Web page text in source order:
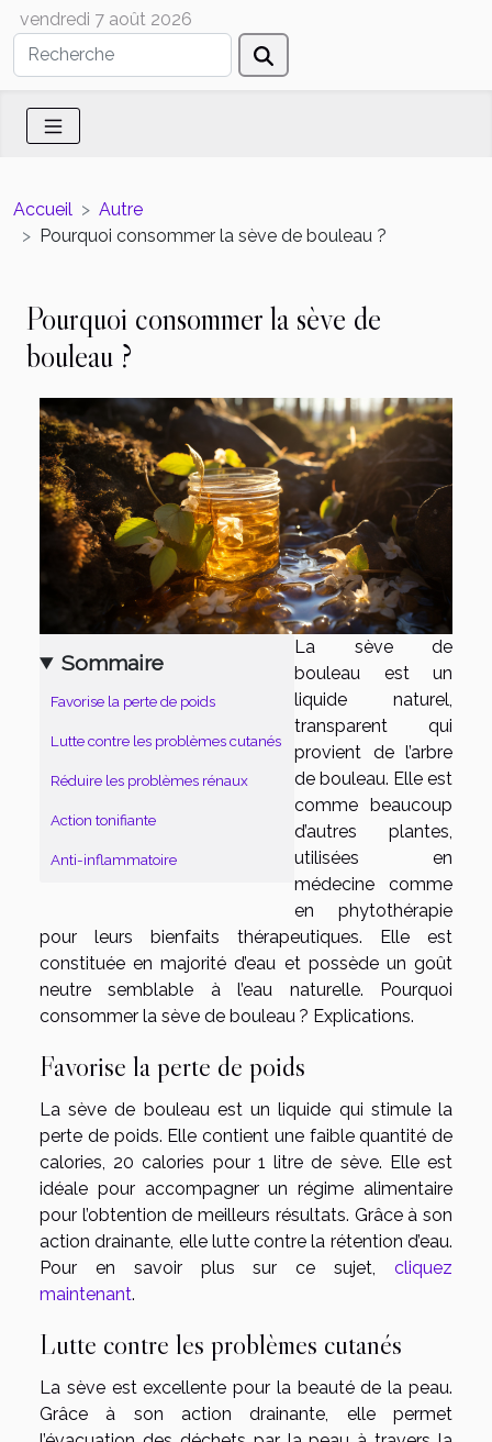
vendredi 7 août 2026
Accueil
Autre
Pourquoi consommer la sève de bouleau ?
Pourquoi consommer la sève de
bouleau ?
Sommaire
Favorise la perte de poids
Lutte contre les problèmes cutanés
Réduire les problèmes rénaux
Action tonifiante
Anti-inflammatoire
La sève de
bouleau est un
liquide naturel,
transparent qui
provient de l’arbre
de bouleau. Elle est
comme beaucoup
d’autres plantes,
utilisées en
médecine comme
en phytothérapie
pour leurs bienfaits thérapeutiques. Elle est
constituée en majorité d’eau et possède un goût
neutre semblable à l’eau naturelle. Pourquoi
consommer la sève de bouleau ? Explications.
Favorise la perte de poids
La sève de bouleau est un liquide qui stimule la
perte de poids. Elle contient une faible quantité de
calories, 20 calories pour 1 litre de sève. Elle est
idéale pour accompagner un régime alimentaire
pour l’obtention de meilleurs résultats. Grâce à son
action drainante, elle lutte contre la rétention d’eau.
Pour en savoir plus sur ce sujet, cliquez
maintenant.
Lutte contre les problèmes cutanés
La sève est excellente pour la beauté de la peau.
Grâce à son action drainante, elle permet